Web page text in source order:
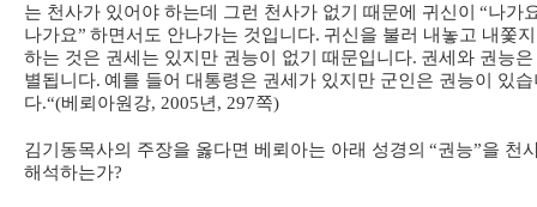
는 천사가 있어야 하는데 그런 천사가 없기 때문에 귀신이 “나가
나가요” 하면서도 안나가는 것입니다. 귀신을 불러 내놓고 내쫓
하는 것은 권세는 있지만 권능이 없기 때문입니다. 권세와 권능은
별됩니다. 예를 들어 대통령은 권세가 있지만 군인은 권능이 있습
다.“(베뢰아원강, 2005년 , 297쪽)
김기동목사의 주장을 옳다면 베뢰아는 아래 성경의 “권능”을 천
해석하는가?